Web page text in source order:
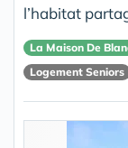
l’habitat
La Maison De
Logement Seniors